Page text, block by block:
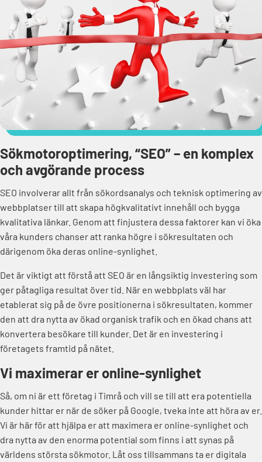
Sökmotoroptimering, “SEO” – en komplex
och avgörande process
SEO involverar allt från sökordsanalys och teknisk optimering av
webbplatser till att skapa högkvalitativt innehåll och bygga
kvalitativa länkar. Genom att finjustera dessa faktorer kan vi öka
våra kunders chanser att ranka högre i sökresultaten och
därigenom öka deras online-synlighet.
Det är viktigt att förstå att SEO är en långsiktig investering som
ger påtagliga resultat över tid. När en webbplats väl har
etablerat sig på de övre positionerna i sökresultaten, kommer
den att dra nytta av ökad organisk trafik och en ökad chans att
konvertera besökare till kunder. Det är en investering i
företagets framtid på nätet.
Vi maximerar er online-synlighet
Så, om ni är ett företag i Timrå och vill se till att era potentiella
kunder hittar er när de söker på Google, tveka inte att höra av er.
Vi är här för att hjälpa er att maximera er online-synlighet och
dra nytta av den enorma potential som finns i att synas på
världens största sökmotor. Låt oss tillsammans ta er digitala